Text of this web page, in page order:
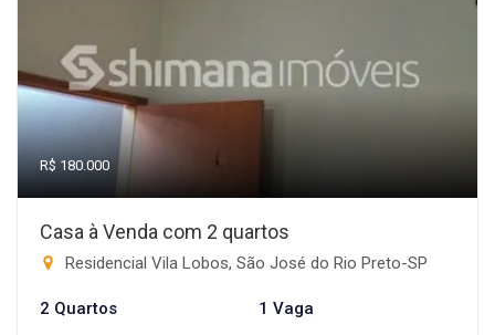
R$ 180.000
Casa à Venda com 2 quartos
Residencial Vila Lobos, São José do Rio Preto-SP
2 Quartos 1 Vaga